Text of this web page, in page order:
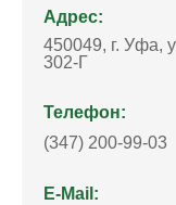
Адрес:
450049, г. Уфа,
302-Г
Телефон:
(347) 200-99-03
E-Mail: